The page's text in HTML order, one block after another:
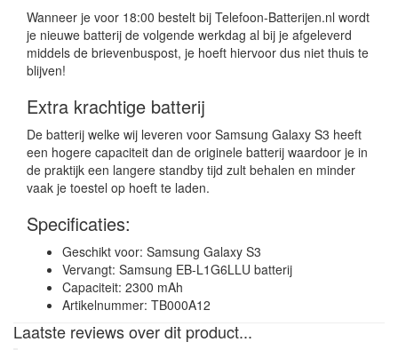
Wanneer je voor 18:00 bestelt bij Telefoon-Batterijen.nl wordt
je nieuwe batterij de volgende werkdag al bij je afgeleverd
middels de brievenbuspost, je hoeft hiervoor dus niet thuis te
blijven!
Extra krachtige batterij
De batterij welke wij leveren voor Samsung Galaxy S3 heeft
een hogere capaciteit dan de originele batterij waardoor je in
de praktijk een langere standby tijd zult behalen en minder
vaak je toestel op hoeft te laden.
Specificaties:
Geschikt voor: Samsung Galaxy S3
Vervangt: Samsung EB-L1G6LLU batterij
Capaciteit: 2300 mAh
Artikelnummer: TB000A12
Laatste reviews over dit product...